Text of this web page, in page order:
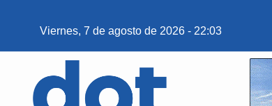
Viernes, 7 de agosto de 2026 - 22:03